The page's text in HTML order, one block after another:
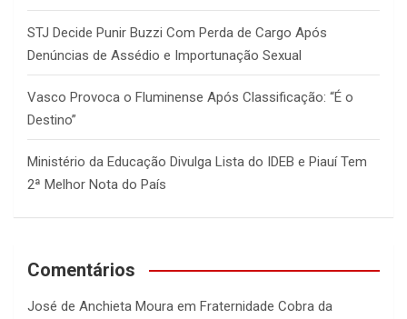
STJ Decide Punir Buzzi Com Perda de Cargo Após
Denúncias de Assédio e Importunação Sexual
Vasco Provoca o Fluminense Após Classificação: “É o
Destino”
Ministério da Educação Divulga Lista do IDEB e Piauí Tem
2ª Melhor Nota do País
Comentários
José de Anchieta Moura em Fraternidade Cobra da